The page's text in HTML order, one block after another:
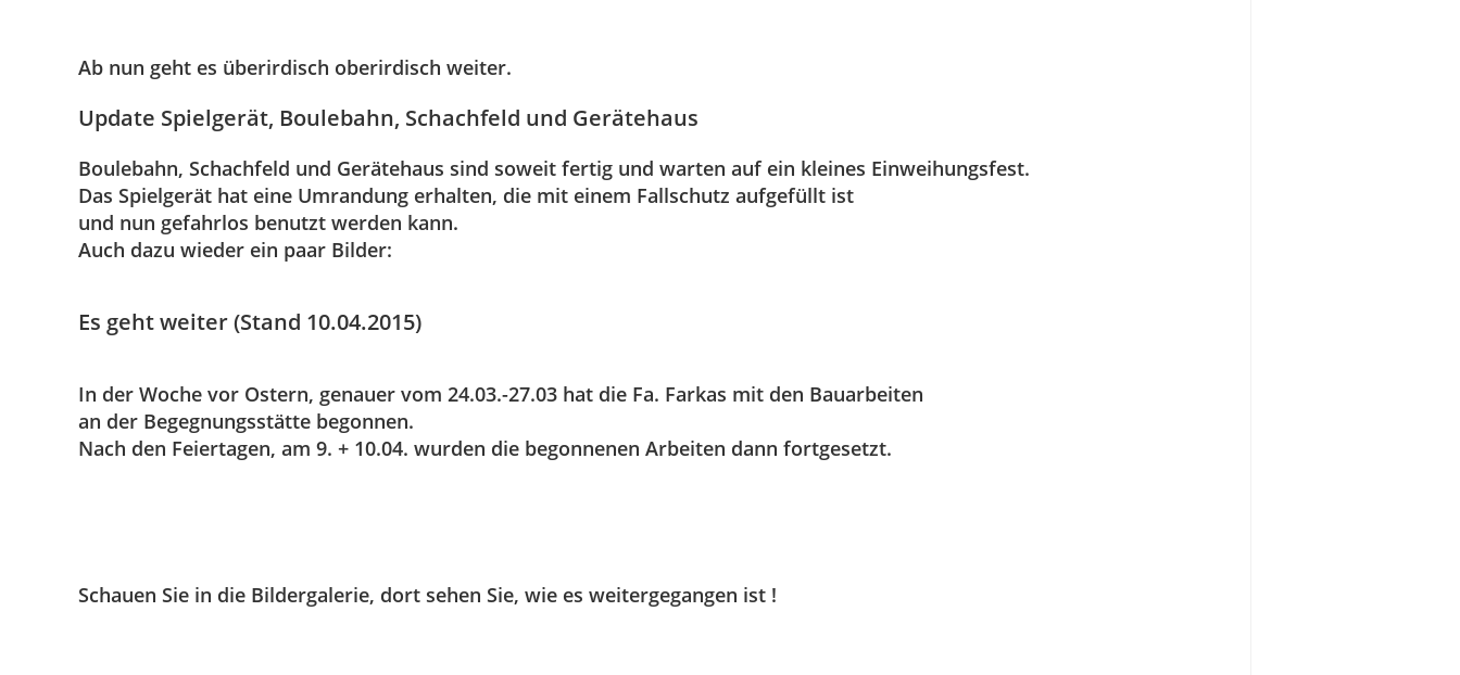
Ab nun geht es überirdisch oberirdisch weiter.
Update Spielgerät, Boulebahn, Schachfeld und Gerätehaus
Boulebahn, Schachfeld und Gerätehaus sind soweit fertig und warten auf ein kleines Einweihungsfest.
Das Spielgerät hat eine Umrandung erhalten, die mit einem Fallschutz aufgefüllt ist
und nun gefahrlos benutzt werden kann.
Auch dazu wieder ein paar Bilder:
Es geht weiter (Stand 10.04.2015)
In der Woche vor Ostern, genauer vom 24.03.-27.03 hat die Fa. Farkas mit den Bauarbeiten
an der Begegnungsstätte begonnen.
Nach den Feiertagen, am 9. + 10.04. wurden die begonnenen Arbeiten dann fortgesetzt.
Schauen Sie in die Bildergalerie, dort sehen Sie, wie es weitergegangen ist !